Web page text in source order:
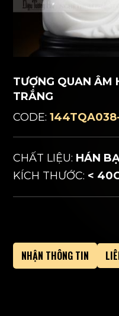
TƯỢNG QUAN ÂM
TRẮNG
CODE:
CHẤT LIỆU: HÁN
KÍCH THƯỚC: <
NHẬN THÔNG TIN